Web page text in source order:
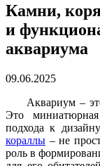
Камни,
и
аквариума
09.06.2025
Аквариум –
Это миниатюрная
подхода к
кораллы – не
роль в